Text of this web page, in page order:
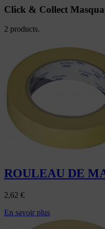
Click & Collect
2 products.
ROULEAU DE
2,62 €
En savoir plus